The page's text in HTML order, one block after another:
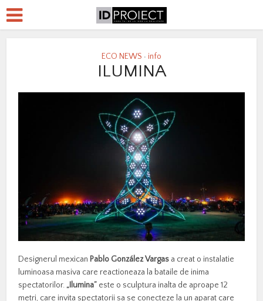
ECO NEWS • info
ILUMINA
Designerul mexican Pablo González Vargas a creat o instalatie
luminoasa masiva care reactioneaza la bataile de inima
spectatorilor. „Ilumina” este o sculptura inalta de aproape 12
metri, care invita spectatorii sa se conecteze la un aparat care